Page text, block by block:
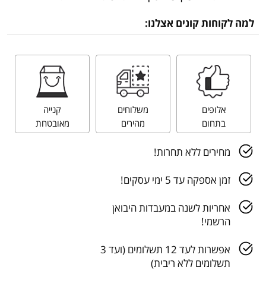
למה לקוחות קונים אצלנו:
אלופים
בתחום
משלוחים
מהירים
קנייה
מאובטחת
מחירים ללא תחרות!
זמן אספקה עד 5 ימי עסקים!
אחריות לשנה במעבדות היבואן
הרשמי!
אפשרות לעד 12 תשלומים (ועד 3
תשלומים ללא ריבית)